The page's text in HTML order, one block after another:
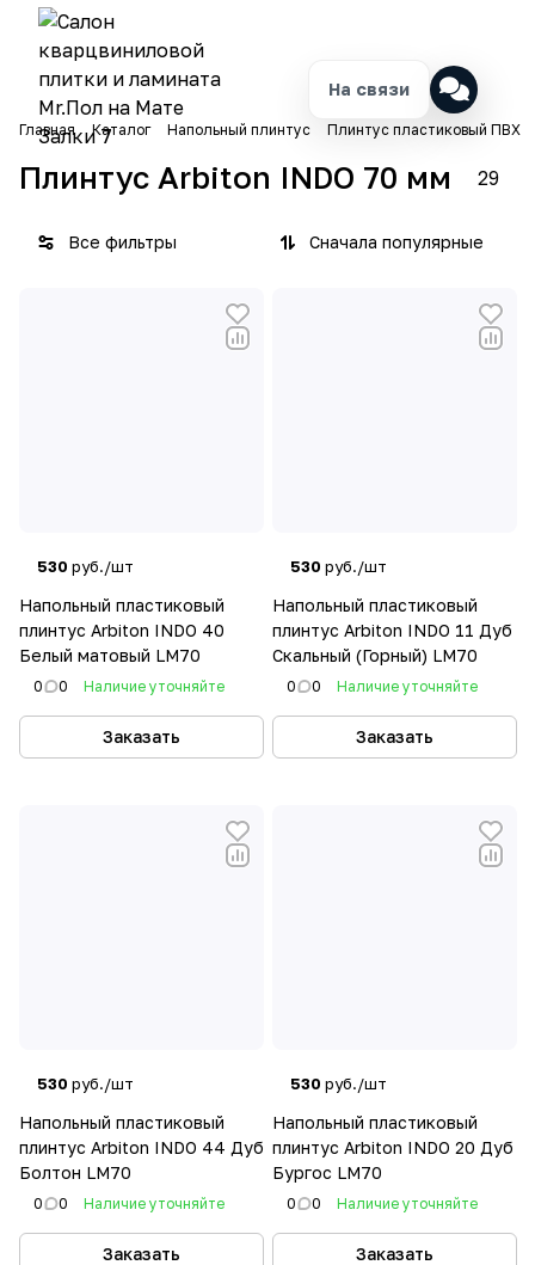
Главная Каталог Напольный плинтус Плинтус пластиковый ПВХ
Плинтус Arbiton INDO 70 мм 29
Все фильтры Сначала популярные
530 руб./шт
Напольный пластиковый
плинтус Arbiton INDO 40
Белый матовый LM70
0 0 Наличие уточняйте
Заказать
530 руб./шт
Напольный пластиковый
плинтус Arbiton INDO 11 Дуб
Скальный (Горный) LM70
0 0 Наличие уточняйте
Заказать
530 руб./шт
Напольный пластиковый
плинтус Arbiton INDO 44 Дуб
Болтон LM70
0 0 Наличие уточняйте
Заказать
530 руб./шт
Напольный пластиковый
плинтус Arbiton INDO 20 Дуб
Бургос LM70
0 0 Наличие уточняйте
Заказать
На связи